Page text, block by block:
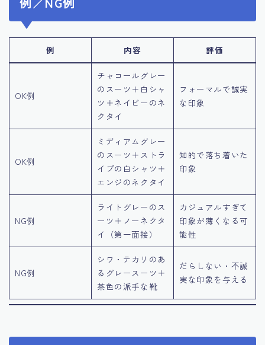
例 内容 評価
OK例
チャコールグレー
のスーツ＋白シャ
ツ＋ネイビーのネ
クタイ
フォーマルで誠実
な印象
OK例
ミディアムグレー
のスーツ＋ストラ
イプの白シャツ＋
エンジのネクタイ
知的で落ち着いた
印象
NG例
ライトグレーのス
ーツ＋ノーネクタ
イ（第一面接）
カジュアルすぎて
印象が薄くなる可
能性
NG例
シワ・テカリのあ
るグレースーツ＋
茶色の派手な靴
だらしない・不誠
実な印象を与える